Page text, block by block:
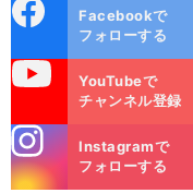
ok
Facebookで
フォローする
YouTubeで
チャンネル登録
m
Instagramで
フォローする